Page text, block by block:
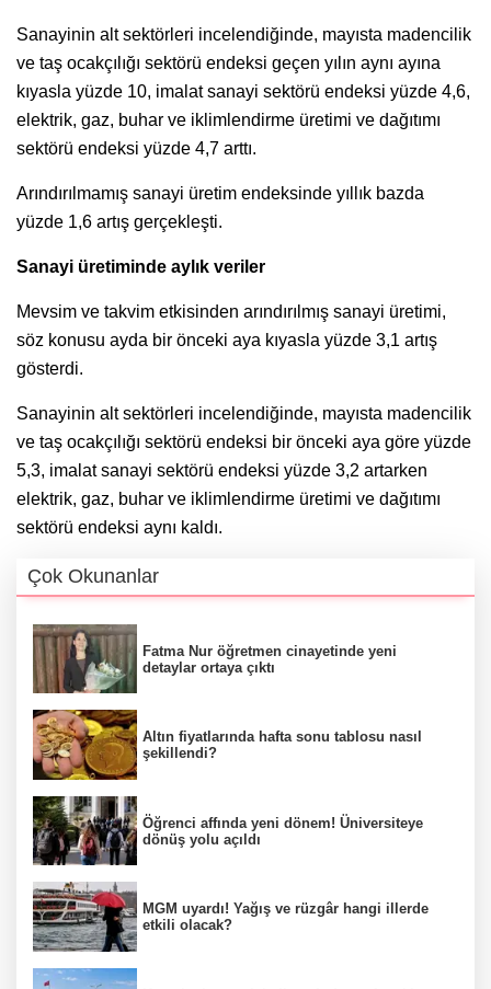
Sanayinin alt sektörleri incelendiğinde, mayısta madencilik
ve taş ocakçılığı sektörü endeksi geçen yılın aynı ayına
kıyasla yüzde 10, imalat sanayi sektörü endeksi yüzde 4,6,
elektrik, gaz, buhar ve iklimlendirme üretimi ve dağıtımı
sektörü endeksi yüzde 4,7 arttı.
Arındırılmamış sanayi üretim endeksinde yıllık bazda
yüzde 1,6 artış gerçekleşti.
Sanayi üretiminde aylık veriler
Mevsim ve takvim etkisinden arındırılmış sanayi üretimi,
söz konusu ayda bir önceki aya kıyasla yüzde 3,1 artış
gösterdi.
Sanayinin alt sektörleri incelendiğinde, mayısta madencilik
ve taş ocakçılığı sektörü endeksi bir önceki aya göre yüzde
5,3, imalat sanayi sektörü endeksi yüzde 3,2 artarken
elektrik, gaz, buhar ve iklimlendirme üretimi ve dağıtımı
sektörü endeksi aynı kaldı.
Çok Okunanlar
Fatma Nur öğretmen cinayetinde yeni
detaylar ortaya çıktı
Altın fiyatlarında hafta sonu tablosu nasıl
şekillendi?
Öğrenci affında yeni dönem! Üniversiteye
dönüş yolu açıldı
MGM uyardı! Yağış ve rüzgâr hangi illerde
etkili olacak?